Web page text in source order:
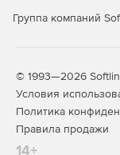
авторизация:
Группа компаний
© 1993—2026
Условия
Политика
Правила продажи
14+